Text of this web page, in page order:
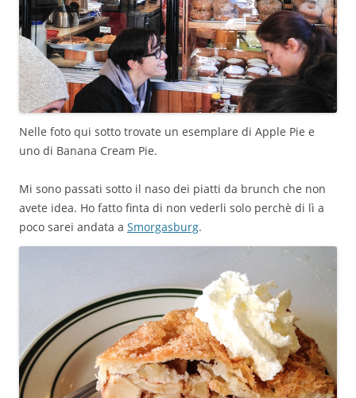
Nelle foto qui sotto trovate un esemplare di Apple Pie e
uno di Banana Cream Pie.
Mi sono passati sotto il naso dei piatti da brunch che non
avete idea. Ho fatto finta di non vederli solo perchè di lì a
poco sarei andata a Smorgasburg.